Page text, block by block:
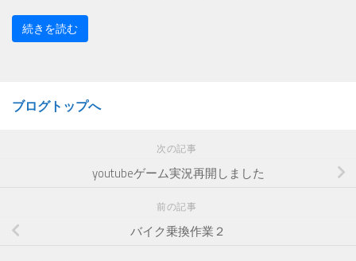
続きを読む
ブログトップへ
次の記事
youtubeゲーム実況再開しました
前の記事
バイク乗換作業２